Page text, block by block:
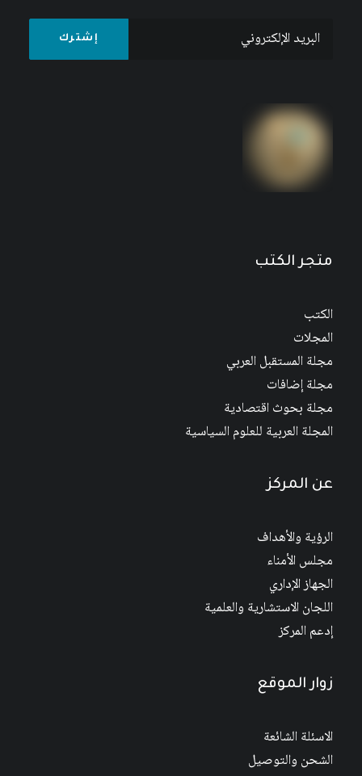
متجر الكتب
الكتب
المجلات
مجلة المستقبل العربي
مجلة إضافات
مجلة بحوث اقتصادية
المجلة العربية للعلوم السياسية
عن المركز
الرؤية والأهداف
مجلس الأمناء
الجهاز الإداري
اللجان الاستشارية والعلمية
إدعم المركز
زوار الموقع
الاسئلة الشائعة
الشحن والتوصيل